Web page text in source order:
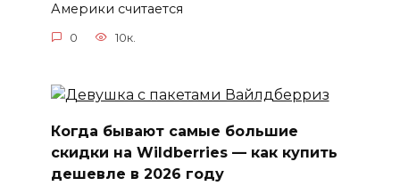
Америки считается
0 10к.
Когда бывают самые большие
скидки на Wildberries — как купить
дешевле в 2026 году